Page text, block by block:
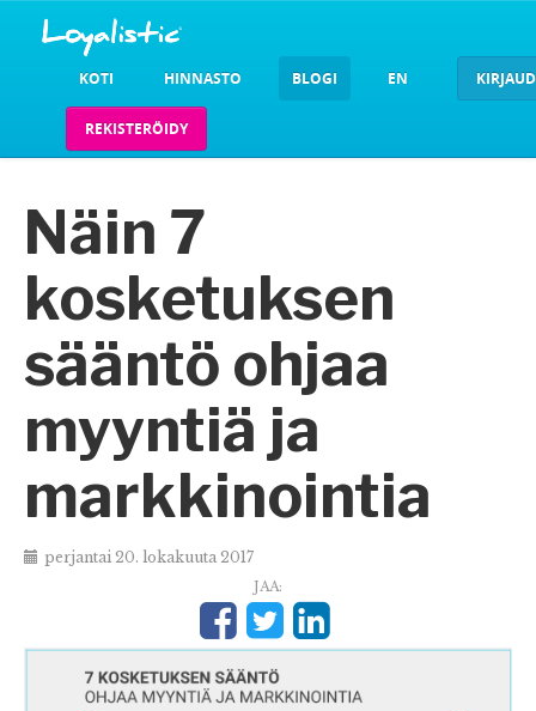
KOTI HINNASTO BLOGI EN
REKISTERÖIDY
Näin 7
kosketuksen
sääntö ohjaa
myyntiä ja
markkinointia
perjantai 20. lokakuuta 2017
JAA: